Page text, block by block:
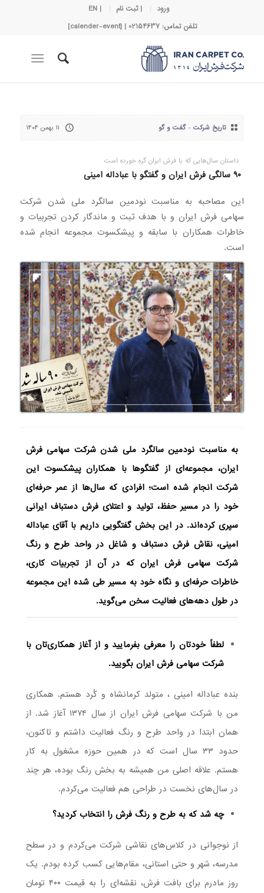
ورود | ثبت نام
| EN
تلفن تماس: 02154637 | [calender-event]
تاریخ شرکت-گفت و گو ۱۱ بهمن ۱۴۰۴
داستان سال‌هایی که با فرش ایران گره خورده است
۹۰ سالگی فرش ایران و گفتگو با عباداله امینی
این مصاحبه به مناسبت نودمین سالگرد ملی شدن شرکت
سهامی فرش ایران و با هدف ثبت و ماندگار کردن تجربیات و
خاطرات همکاران با سابقه و پیشکسوت مجموعه انجام شده
است.
به مناسبت نودمین سالگرد ملی شدن شرکت سهامی فرش
ایران، مجموعه‌ای از گفتگوها با همکاران پیشکسوت این
شرکت انجام شده است؛ افرادی که سال‌ها از عمر حرفه‌ای
خود را در مسیر حفظ، تولید و اعتلای فرش دستباف ایرانی
سپری کرده‌اند.در این بخش گفتگویی داریم با آقای عباداله
امینی، نقاش فرش دستباف و شاغل در واحد طرح و رنگ
شرکت سهامی فرش ایران که در آن از تجربیات کاری،
خاطرات حرفه‌ای و نگاه خود به مسیر طی شده این مجموعه
در طول دهه‌های فعالیت سخن می‌گوید.
لطفاً خودتان را معرفی بفرمایید و از آغاز همکاری‌تان با
شرکت سهامی فرش ایران بگویید.
بنده عباداله امینی ، متولد کرمانشاه و کُرد هستم. همکاری
من با شرکت سهامی فرش ایران از سال ۱۳۷۴ آغاز شد. از
همان ابتدا در واحد طرح و رنگ فعالیت داشتم و تاکنون،
حدود ۳۳ سال است که در همین حوزه مشغول به کار
هستم. علاقه اصلی من همیشه به بخش رنگ بوده، هر چند
در سال‌های نخست در طراحی هم فعالیت می‌کردم.
چه شد که به طرح و رنگ فرش را انتخاب کردید؟
از نوجوانی در کلاس‌های نقاشی شرکت می‌کردم و در سطح
مدرسه، شهر و حتی استانی، مقام‌هایی کسب کرده بودم. یک
روز مادرم برای بافت فرش، نقشه‌ای را به قیمت ۴۰۰ تومان